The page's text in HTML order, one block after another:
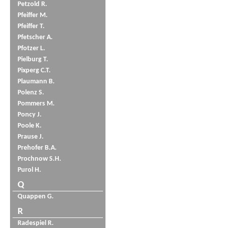
Petzold R.
Pfeiffer M.
Pfeiffer T.
Pfetscher A.
Pfotzer L.
Pielburg T.
Pixperg C.T.
Plaumann B.
Polenz S.
Pommers M.
Poncy J.
Poole K.
Prause J.
Prehofer B.A.
Prochnow S.H.
Purol H.
Q
Quappen G.
R
Radespiel R.